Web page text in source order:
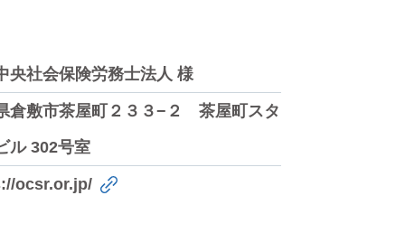
央社会保険労務士法人 様
倉敷市茶屋町２３３−２ 茶屋町スタ
ル 302号室
ocsr.or.jp/